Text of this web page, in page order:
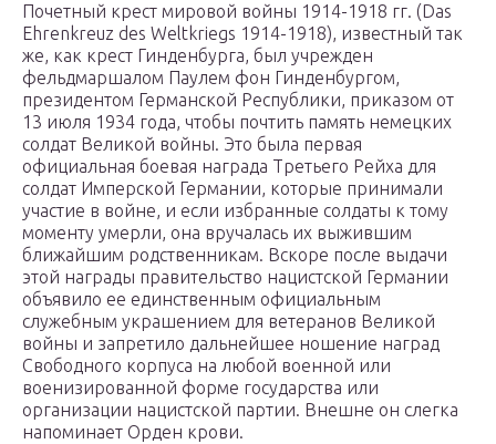
Почетный крест мировой войны 1914-1918 гг. (Das
Ehrenkreuz des Weltkriegs 1914-1918), известный так
же, как крест Гинденбурга, был учрежден
фельдмаршалом Паулем фон Гинденбургом,
президентом Германской Республики, приказом от
13 июля 1934 года, чтобы почтить память немецких
солдат Великой войны. Это была первая
официальная боевая награда Третьего Рейха для
солдат Имперской Германии, которые принимали
участие в войне, и если избранные солдаты к тому
моменту умерли, она вручалась их выжившим
ближайшим родственникам. Вскоре после выдачи
этой награды правительство нацистской Германии
объявило ее единственным официальным
служебным украшением для ветеранов Великой
войны и запретило дальнейшее ношение наград
Свободного корпуса на любой военной или
военизированной форме государства или
организации нацистской партии. Внешне он слегка
напоминает Орден крови.